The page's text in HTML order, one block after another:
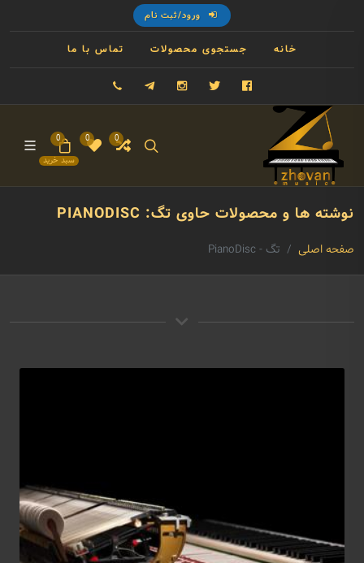
ورود/ثبت نام
خانه جستجوی محصولات تماس با ما
فیسبوک توییتر اینستاگرام تلگرام
0
0
سبد خرید
0
نوشته ها و محصولات حاوی تگ: PIANODISC
صفحه اصلی تگ - PianoDisc